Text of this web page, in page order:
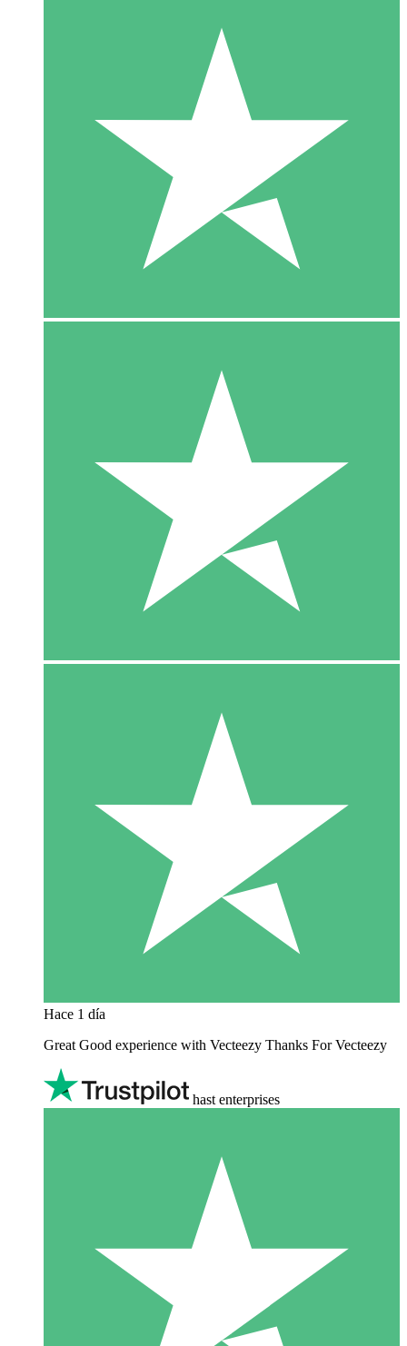
Hace 1 día
Great Good experience with Vecteezy Thanks For Vecteezy
hast enterprises